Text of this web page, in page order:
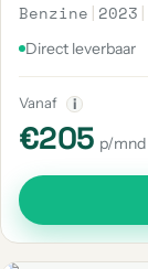
Benzine | 2023 |
Direct leverbaar
Vanaf i
€205 p/mnd